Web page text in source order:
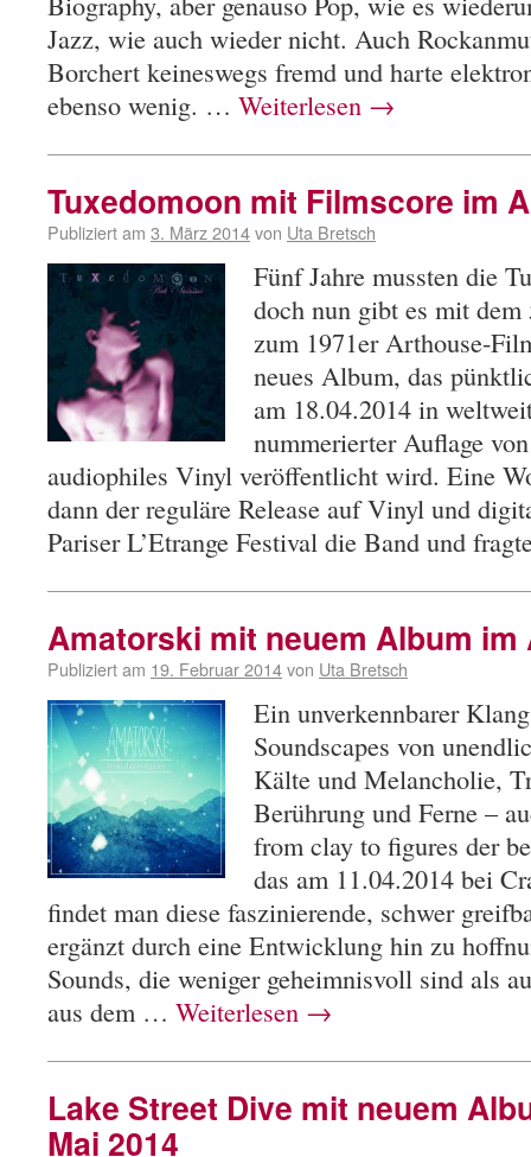
Jazz, wie auch wieder nicht. Auch
Borchert keineswegs fremd und harte
ebenso wenig. … Weiterlesen →
Tuxedomoon mit Filmscore im
Publiziert am 3. März 2014von Uta Bretsch
Fünf Jahre mussten die
doch nun gibt es mit
zum 1971er Arthouse-
neues Album, das
am 18.04.2014 in
nummerierter Auflage
audiophiles Vinyl veröffentlicht wird. Eine
dann der reguläre Release auf Vinyl und
Pariser L’Etrange Festival die Band und
Amatorski mit neuem Album im
Publiziert am 19. Februar 2014von Uta Bretsch
Ein unverkennbarer
Soundscapes von
Kälte und Melancholie,
Berührung und Ferne –
from clay to figures der
das am 11.04.2014 bei
findet man diese faszinierende, schwer
ergänzt durch eine Entwicklung hin zu
Sounds, die weniger geheimnisvoll sind als
aus dem … Weiterlesen →
Lake Street Dive mit neuem
Mai 2014